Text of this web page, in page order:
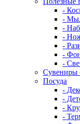
-
-
-
-
-
-
-
Сувениры
Посуда
-
-
-
-